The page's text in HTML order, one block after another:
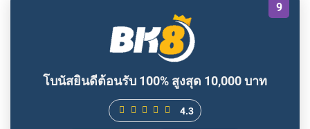
9
โบนัสยินดีต้อนรับ 100% สูงสุด 10,000 บาท
4.3